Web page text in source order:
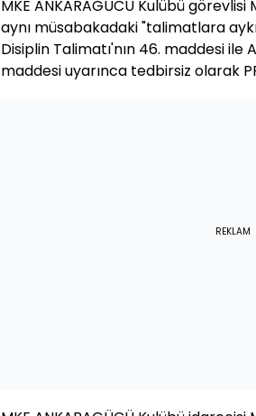
MKE ANKARAGÜCÜ Kulübü görevlisi
aynı müsabakadaki "talimatlara
Disiplin Talimatı'nın 46. maddesi ile
maddesi uyarınca tedbirsiz olarak
REKLAM